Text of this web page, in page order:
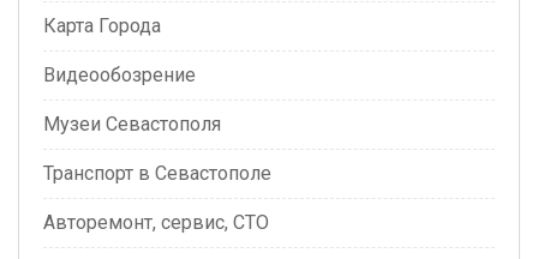
Карта Города
Видеообозрение
Музеи Севастополя
Транспорт в Севастополе
Авторемонт, сервис, СТО